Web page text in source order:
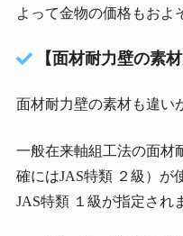
よって金物の価格もおよ
【面材耐力壁の素材
面材耐力壁の素材も違い
一般在来軸組工法の面材
確にはJAS特類 ２級）が
JAS特類 １級が指定され